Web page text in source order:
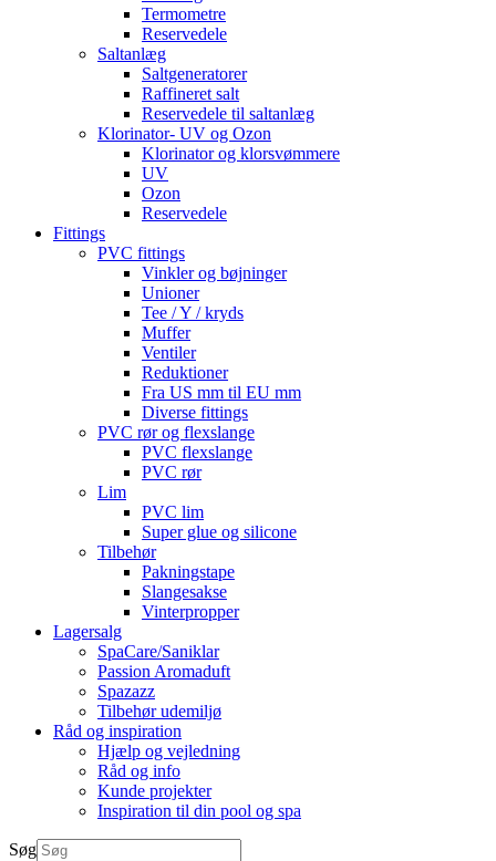
Termometre
Reservedele
Saltanlæg
Saltgeneratorer
Raffineret salt
Reservedele til saltanlæg
Klorinator- UV og Ozon
Klorinator og klorsvømmere
UV
Ozon
Reservedele
Fittings
PVC fittings
Vinkler og bøjninger
Unioner
Tee / Y / kryds
Muffer
Ventiler
Reduktioner
Fra US mm til EU mm
Diverse fittings
PVC rør og flexslange
PVC flexslange
PVC rør
Lim
PVC lim
Super glue og silicone
Tilbehør
Pakningstape
Slangesakse
Vinterpropper
Lagersalg
SpaCare/Saniklar
Passion Aromaduft
Spazazz
Tilbehør udemiljø
Råd og inspiration
Hjælp og vejledning
Råd og info
Kunde projekter
Inspiration til din pool og spa
Søg